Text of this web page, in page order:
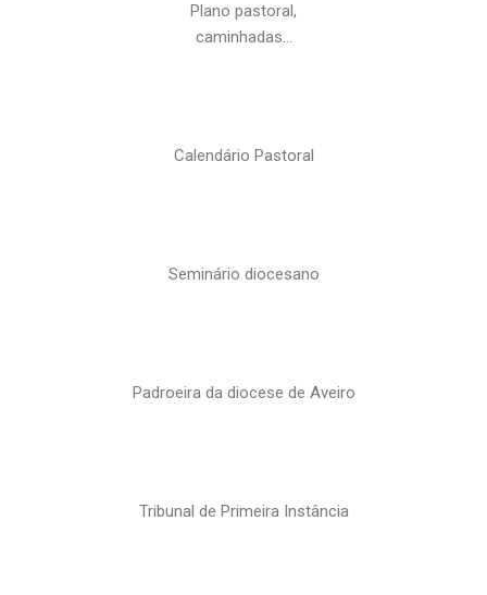
Plano pastoral,
caminhadas…
Calendário Pastoral
Seminário diocesano
Padroeira da diocese de Aveiro
Tribunal de Primeira Instância